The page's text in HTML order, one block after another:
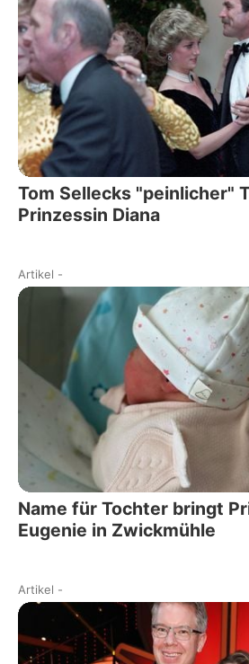
Tom Sellecks "peinlicher"
Prinzessin Diana
Artikel -
Name für Tochter bringt
Eugenie in Zwickmühle
Artikel -